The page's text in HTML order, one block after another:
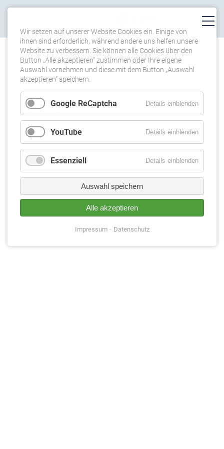
TERMINE
KONZERT IN RIETBERG
16.09.2022 19:30
Cultura Rundtheater, Rietberg
Tickets
Wir setzen auf unserer Website Cookies ein. Einige von
ihnen sind erforderlich, während andere uns helfen unsere
Website zu verbessern. Sie können alle Cookies über den
Button „Alle akzeptieren“ zustimmen oder Ihre eigene
Auswahl vornehmen und diese mit dem Button „Auswahl
akzeptieren“ speichern.
Google ReCaptcha Details einblenden
YouTube Details einblenden
Essenziell Details einblenden
Auswahl speichern
Alle akzeptieren
Impressum Datenschutz